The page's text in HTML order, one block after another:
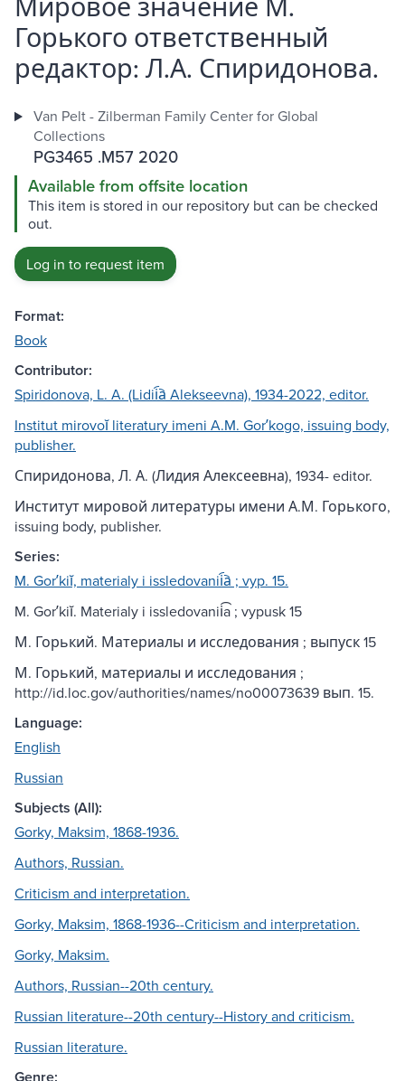
Горького ответственный
редактор: Л.А. Спиридонова.
Van Pelt - Zilberman Family Center for Global
Collections
PG3465 .M57 2020
Available from offsite location
This item is stored in our repository but can be checked
out.
Log in to request item
Format:
Book
Contributor:
Spiridonova, L. A. (Lidii︠a︡ Alekseevna), 1934-2022, editor.
Institut mirovoĭ literatury imeni A.M. Gorʹkogo, issuing body,
publisher.
Спиридонова, Л. А. (Лидия Алексеевна), 1934- editor.
Институт мировой литературы имени А.М. Горького,
issuing body, publisher.
Series:
M. Gorʹkiĭ, materialy i issledovanii︠a︡ ; vyp. 15.
M. Gorʹkiĭ. Materialy i issledovanii͡a ; vypusk 15
М. Горький. Материалы и исследования ; выпуск 15
М. Горький, материалы и исследования ;
http://id.loc.gov/authorities/names/no00073639 вып. 15.
Language:
English
Russian
Subjects (All):
Gorky, Maksim, 1868-1936.
Authors, Russian.
Criticism and interpretation.
Gorky, Maksim, 1868-1936--Criticism and interpretation.
Gorky, Maksim.
Authors, Russian--20th century.
Russian literature--20th century--History and criticism.
Russian literature.